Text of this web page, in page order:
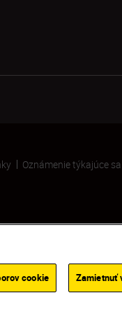
Oznámenie týkajúce
cookie Zamietnuť